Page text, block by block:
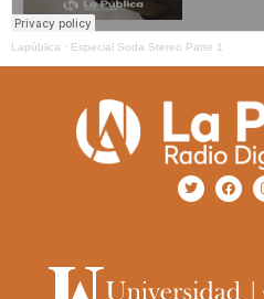
Lapública · Especial Soda Stereo Parte 1